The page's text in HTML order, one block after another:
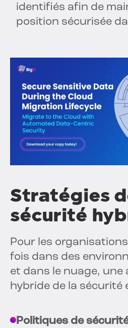
identifiés afin de
position sécurisée
Stratégies
sécurité
Pour les
fois dans des
et dans le nuage, une
hybride de la sécurité
Politiques de